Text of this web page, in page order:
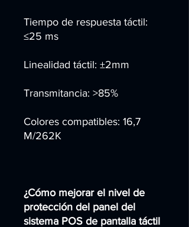
Tiempo de respuesta táctil:
≤25 ms
Linealidad táctil: ±2mm
Transmitancia: >85%
Colores compatibles: 16,7
M/262K
¿Cómo mejorar el nivel de
protección del panel del
sistema POS de pantalla táctil